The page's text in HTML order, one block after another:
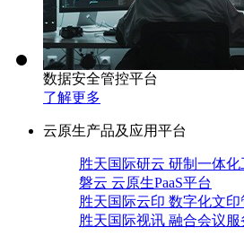
数据安全管控平台
了解更多
云原生产品及应用平台
胜天国际研云 研制一体
磐云 云原生PaaS平台
胜天国际云印 数字化文印
胜天国际视讯 融合会议服